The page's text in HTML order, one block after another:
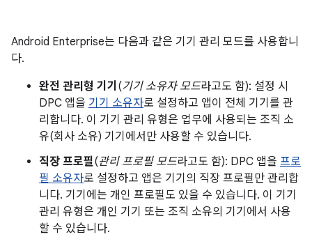
Android Enterprise는 다음과 같은 기기 관리 모드를 사용합니
다.
완전 관리형 기기 (기기 소유자 모드라고도 함): 설정 시
DPC 앱을 기기 소유자로 설정하고 앱이 전체 기기를 관
리합니다. 이 기기 관리 유형은 업무에 사용되는 조직 소
유(회사 소유) 기기에서만 사용할 수 있습니다.
직장 프로필(관리 프로필 모드라고도 함): DPC 앱을 프로
필 소유자로 설정하고 앱은 기기의 직장 프로필만 관리합
니다. 기기에는 개인 프로필도 있을 수 있습니다. 이 기기
관리 유형은 개인 기기 또는 조직 소유의 기기에서 사용
할 수 있습니다.